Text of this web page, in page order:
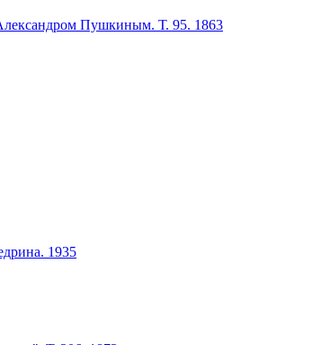
Пушкиным. Т. 95. 1863
1935